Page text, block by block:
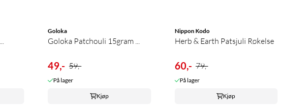
Goloka
Goloka Patchouli 15gram ...
49,- 59,-
På lager
Kjøp
Nippon Kodo
Herb & Earth Patsjuli Røkelse
60,- 79,-
På lager
Kjøp